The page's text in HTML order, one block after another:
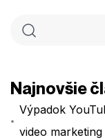
Najnovšie
Výpadok
video